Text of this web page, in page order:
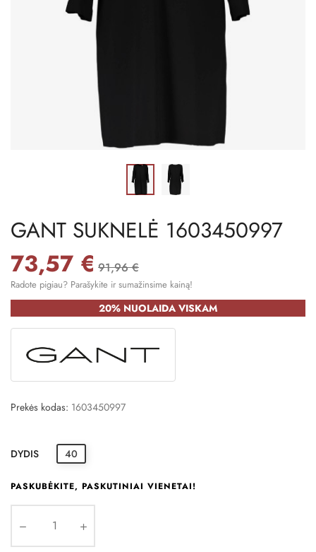
GANT SUKNELĖ 1603450997
73,57 € 91,96 €
Radote pigiau? Parašykite ir sumažinsime kainą!
20% NUOLAIDA VISKAM
Prekės kodas: 1603450997
DYDIS 40
PASKUBĖKITE, PASKUTINIAI VIENETAI!